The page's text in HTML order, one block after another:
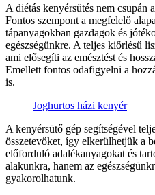
A diétás kenyérsütés nem csupán
Fontos szempont a megfelelő
tápanyagokban gazdagok és
egészségünkre. A teljes kiőrlésű
ami elősegíti az emésztést és
Emellett fontos odafigyelni a
is.
Joghurtos házi kenyér
A kenyérsütő gép segítségével
összetevőket, így elkerülhetjük a
előforduló adalékanyagokat és
alakunkra, hanem az
gyakorolhatunk.